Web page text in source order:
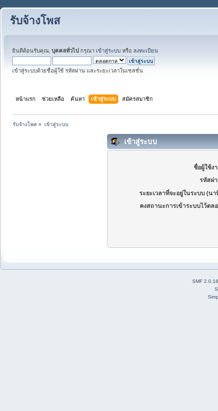
รับจ้างโพส
ยินดีต้อนรับคุณ, บุคคลทั่วไป กรุณา เข้าสู่ระบบ หรือ ลงทะเบียน
เข้าสู่ระบบด้วยชื่อผู้ใช้ รหัสผ่าน และระยะเวลาในเซสชั่น
หน้าแรก ช่วยเหลือ ค้นหา เข้าสู่ระบบ สมัครสมาชิก
รับจ้างโพส » เข้าสู่ระบบ
เข้าสู่ระบบ
ชื่อผู้ใช้ง
รหัสผ่
ระยะเวลาที่จะอยู่ในระบบ (นา
คงสถานะการเข้าระบบไว้ตล
SMF 2.0.18